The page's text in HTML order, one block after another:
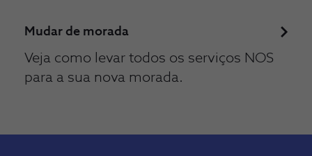
Mudar de morada
Veja como levar todos os serviços NOS
para a sua nova morada.